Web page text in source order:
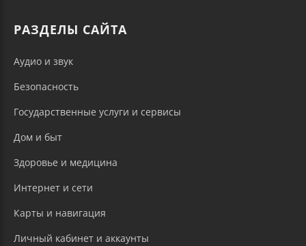
РАЗДЕЛЫ САЙТА
Аудио и звук
Безопасность
Государственные услуги и сервисы
Дом и быт
Здоровье и медицина
Интернет и сети
Карты и навигация
Личный кабинет и аккаунты